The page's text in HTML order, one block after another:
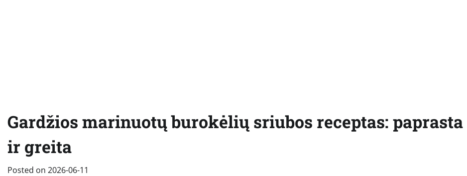
Gardžios marinuotų burokėlių sriubos receptas: paprasta
ir greita
Posted on 2026-06-11